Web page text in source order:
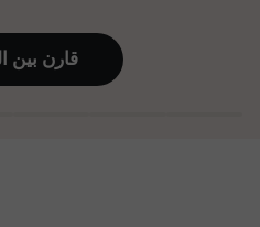
إنستا فوركس
بوك أو رحلة
خسائرك
قارن بين